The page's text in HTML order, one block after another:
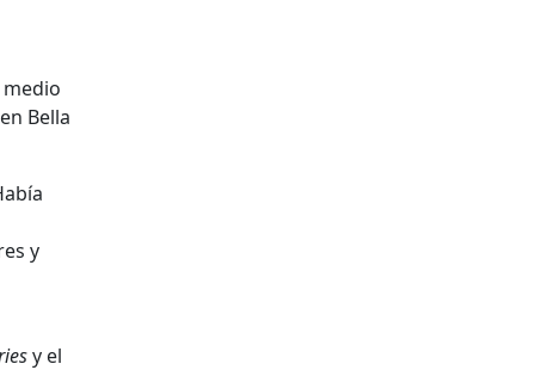
Bella
y
y el